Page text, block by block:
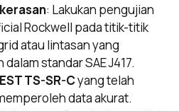
: Lakukan pengujian
Rockwell pada titik-titik
atau lintasan yang
standar SAE J417.
TS-SR-Cyang telah
data akurat.